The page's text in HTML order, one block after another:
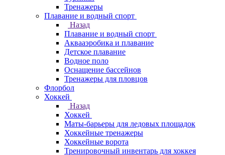
Тренажеры
Плавание и водный спорт
Назад
Плавание и водный спорт
Аквааэробика и плавание
Детское плавание
Водное поло
Оснащение бассейнов
Тренажеры для пловцов
Флорбол
Хоккей
Назад
Хоккей
Маты-барьеры для ледовых площадок
Хоккейные тренажеры
Хоккейные ворота
Тренировочный инвентарь для хоккея